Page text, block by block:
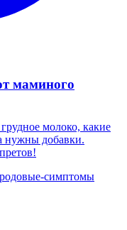
маминого
молоко, какие
нужны добавки.
симптомы